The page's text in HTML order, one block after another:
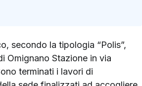
Facebook
secondo la tipologia “Polis”,
Omignano Stazione in via
terminati i lavori di